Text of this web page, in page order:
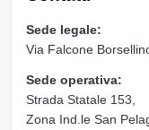
Sede legale:
Via Falcone
Sede operativa:
Strada Statale 153,
Zona Ind.le San